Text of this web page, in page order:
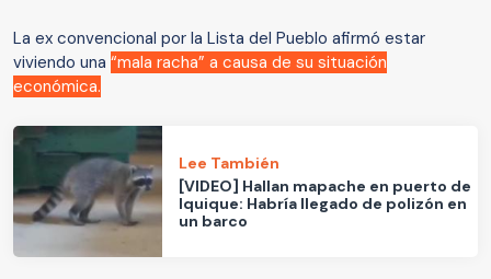
La ex convencional por la Lista del Pueblo afirmó estar
viviendo una “mala racha” a causa de su situación
económica.
Lee También
[VIDEO] Hallan mapache en puerto de
Iquique: Habría llegado de polizón en
un barco